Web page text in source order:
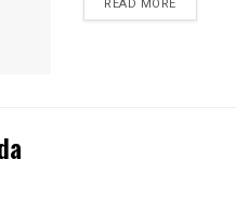
READ MORE